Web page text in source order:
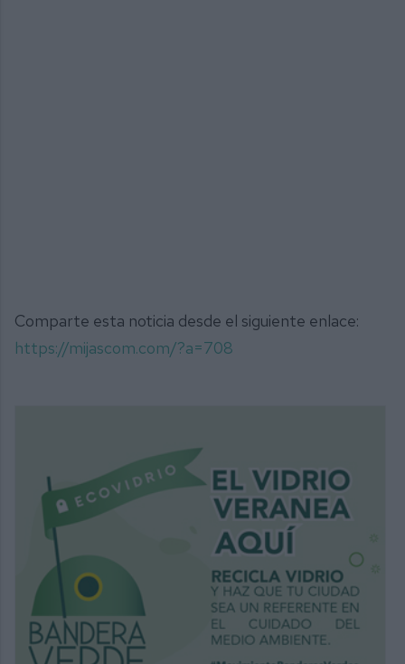
Comparte esta noticia desde el siguiente enlace:
https://mijascom.com/?a=708